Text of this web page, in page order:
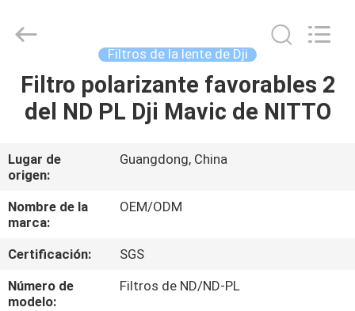
HOGAR
SOBRE
NOSOTROS
VIAJE
DE
Shadow
Technology
Rights
Reserved.
Filtros de la lente de Dji
Filtro polarizante favorables 2
del ND PL Dji Mavic de NITTO
Lugar de
origen:
Guangdong, China
Nombre de la
marca:
OEM/ODM
Certificación:
SGS
Número de
modelo:
Filtros de ND/ND-PL